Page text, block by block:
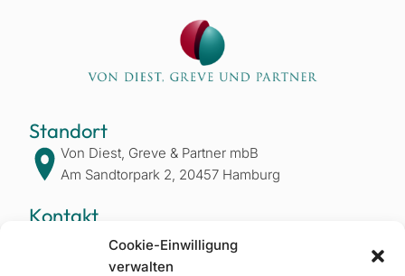
Cookie-Einwilligung
verwalten
Standort
Von Diest, Greve & Partner mbB
Am Sandtorpark 2, 20457 Hamburg
Kontakt
+49 40 37 49 45 0
info@vondiest.de